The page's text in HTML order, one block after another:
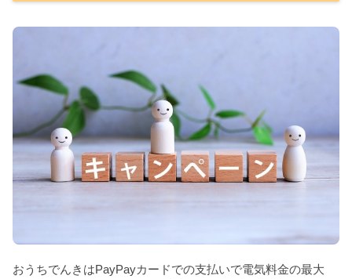
おうちでんきはPayPayカードでの支払いで電気料金の最大